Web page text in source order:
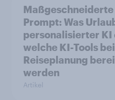
Maßgeschneiderte
Prompt: Was
personalisierter KI
welche KI-Tools
Reiseplanung
werden
Artikel